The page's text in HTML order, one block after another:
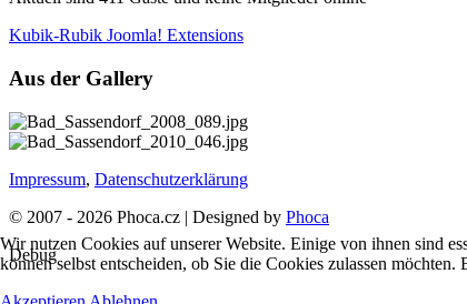
Kubik-Rubik Joomla! Extensions
Aus der Gallery
Impressum, Datenschutzerklärung
© 2007 - 2026 Phoca.cz | Designed by Phoca
Debug
Wir nutzen Cookies auf unserer Website. Einige von ihnen sind
können selbst entscheiden, ob Sie die Cookies zulassen